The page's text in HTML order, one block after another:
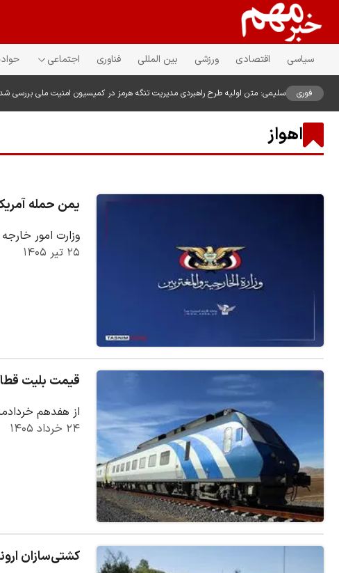
سیاسی اقتصادی ورزشی بین المللی فناوری اجتماعی
فوری سلیمی: متن اولیه طرح راهبردی مدیریت تنگه هرمز در کمیسیون امنیت ملی بررسی
اهواز
یمن حمله
وزارت امور
۲۵ تیر ۱۴۰۵
قیمت بلیت قطار ۲۱ درصد افزایش
از هفدهم خردادماه، قیمت بلیت
۲۴ خرداد ۱۴۰۵
کشتی‌سازان